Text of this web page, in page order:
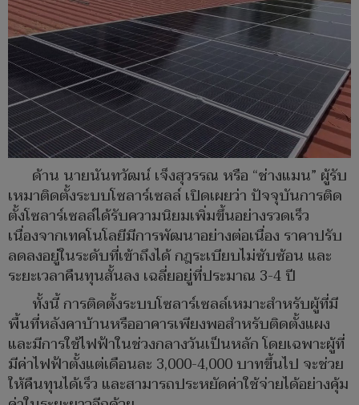
ด้าน นายนันทวัฒน์ เจ็งสุวรรณ หรือ “ช่างแมน” ผู้รับ
เหมาติดตั้งระบบโซลาร์เซลล์ เปิดเผยว่า ปัจจุบันการติด
ตั้งโซลาร์เซลล์ได้รับความนิยมเพิ่มขึ้นอย่างรวดเร็ว
เนื่องจากเทคโนโลยีมีการพัฒนาอย่างต่อเนื่อง ราคาปรับ
ลดลงอยู่ในระดับที่เข้าถึงได้ กฎระเบียบไม่ซับซ้อน และ
ระยะเวลาคืนทุนสั้นลง เฉลี่ยอยู่ที่ประมาณ 3-4 ปี
ทั้งนี้ การติดตั้งระบบโซลาร์เซลล์เหมาะสำหรับผู้ที่มี
พื้นที่หลังคาบ้านหรืออาคารเพียงพอสำหรับติดตั้งแผง
และมีการใช้ไฟฟ้าในช่วงกลางวันเป็นหลัก โดยเฉพาะผู้ที่
มีค่าไฟฟ้าตั้งแต่เดือนละ 3,000-4,000 บาทขึ้นไป จะช่วย
ให้คืนทุนได้เร็ว และสามารถประหยัดค่าใช้จ่ายได้อย่างคุ้ม